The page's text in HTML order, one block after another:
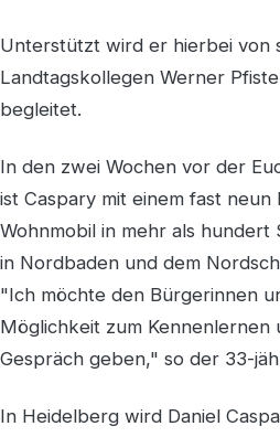
Unterstützt wird er hierbei von
Landtagskollegen Werner
begleitet.
In den zwei Wochen vor der
ist Caspary mit einem fast
Wohnmobil in mehr als hundert
in Nordbaden und dem
"Ich möchte den Bürgerinnen
Möglichkeit zum Kennenlernen
Gespräch geben," so der 33-
In Heidelberg wird Daniel